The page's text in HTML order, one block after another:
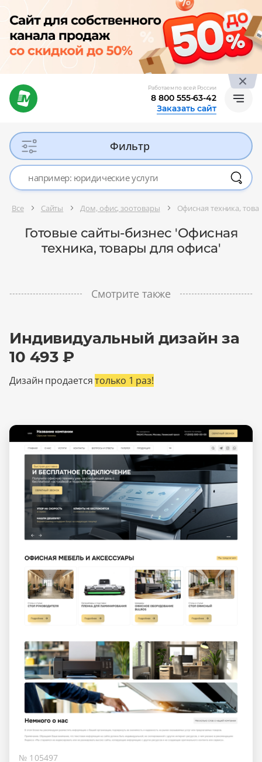
Работаем по всей России
8 800 555-63-42
Заказать сайт
Фильтр
Все Сайты Дом, офис, зоотовары Офисная техника,
Готовые сайты-бизнес 'Офисная
техника, товары для офиса'
Смотрите также
Индивидуальный дизайн за
10 493 ₽
Дизайн продаетсятолько 1 раз!
№ 105497